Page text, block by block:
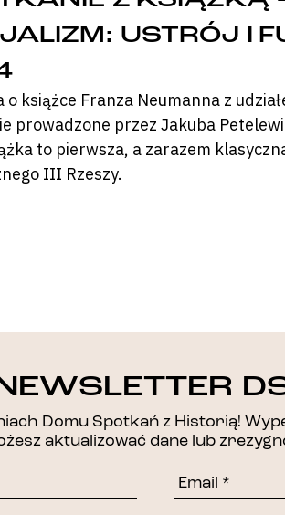
USTRÓJ I
o książce Franza Neumanna z
prowadzone przez Jakuba
to pierwsza, a zarazem
III Rzeszy.
Domu Spotkań z Historią!
aktualizować dane lub